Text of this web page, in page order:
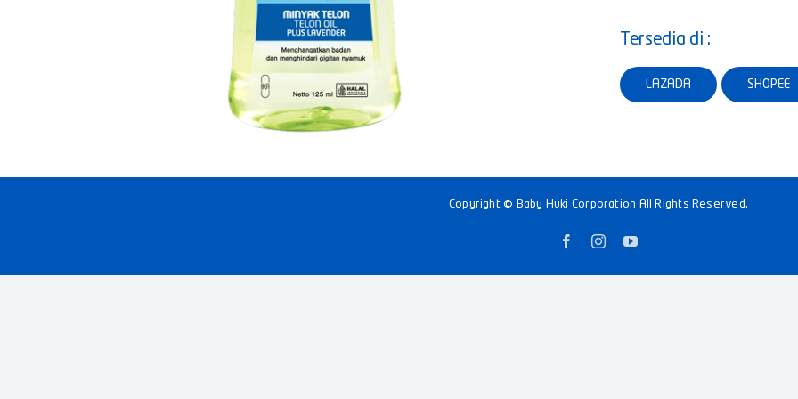
Tersedia di :
LAZADA SHOPEE
Copyright © Baby Huki Corporation All Rights Reserved.
FacebookInstagramYouTube